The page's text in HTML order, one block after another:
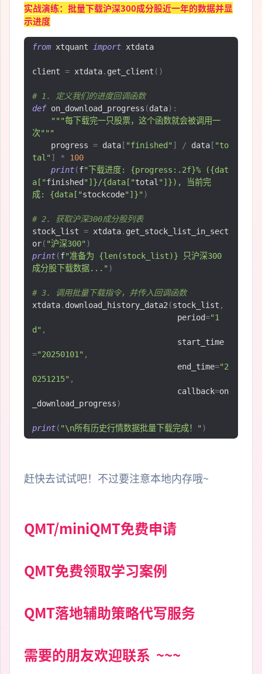
实战演练：批量下载沪深300成分股近一年的数据并显
示进度
from xtquant import xtdata
client = xtdata. get_client ()
# 1. 定义我们的进度回调函数
def on_download_progress (data):
"""每下载完一只股票，这个函数就会被调用一
次"""
progress = data [ "finished" ] / data [ "to
tal" ] *
100
print(f"下载进度: {progress:.2f}% ({dat
a["finished "]}/{data["total "]}), 当前完
成: {data["stockcode"]}" )
# 2. 获取沪深300成分股列表
stock_list = xtdata. get_stock_list_in_sect
or( "沪深300" )
print(f"准备为 {len(stock_list)} 只沪深300
成分股下载数据..." )
# 3. 调用批量下载指令，并传入回调函数
xtdata. download_history_data2 (stock_list ,
period="1
d" ,
start_time
="20250101" ,
end_time="2
0251215" ,
callback=on
_download_progress)
print( "\n所有历史行情数据批量下载完成！" )
赶快去试试吧！不过要注意本地内存哦~
QMT/miniQMT免费申请
QMT免费领取学习案例
QMT落地辅助策略代写服务
需要的朋友欢迎联系 ~~~